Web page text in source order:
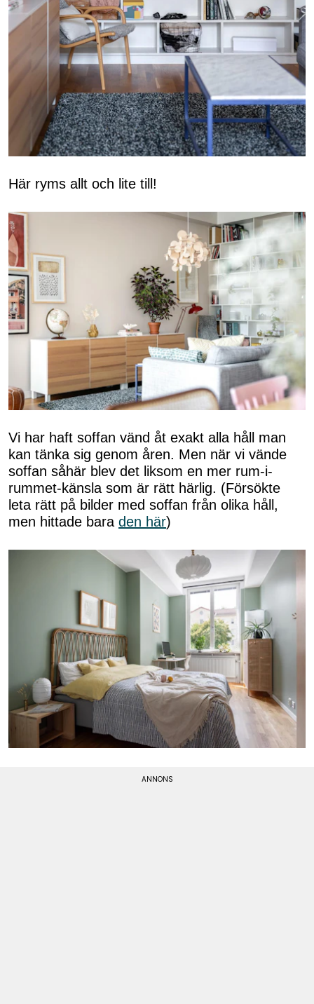
Här ryms allt och lite till!
Vi har haft soffan vänd åt exakt alla håll man
kan tänka sig genom åren. Men när vi vände
soffan såhär blev det liksom en mer rum-i-
rummet-känsla som är rätt härlig. (Försökte
leta rätt på bilder med soffan från olika håll,
men hittade bara den här)